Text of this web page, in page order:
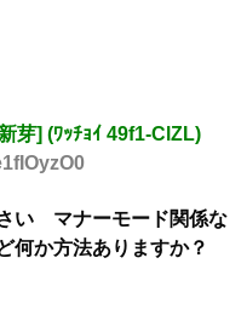
芽] (ﾜｯﾁｮｲ 49f1-ClZL)
い マナーモード関係な
何か方法ありますか？